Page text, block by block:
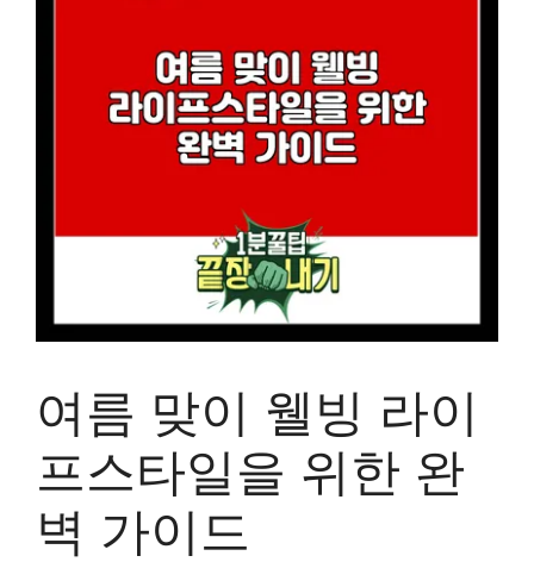
여름 맞이 웰빙 라이
프스타일을 위한 완
벽 가이드